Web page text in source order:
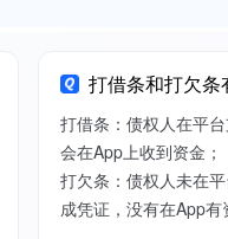
打借条和打欠条
打借条：债权人在平
会在App上收到资金；
打欠条：债权人未在
成凭证，没有在App有